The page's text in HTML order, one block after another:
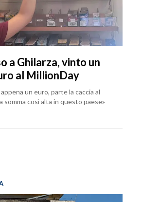
a Ghilarza, vinto un
al MillionDay
un euro, parte la caccia al
somma così alta in questo paese»